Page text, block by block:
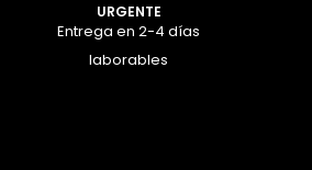
URGENTE
Entrega en 2-4 días
laborables